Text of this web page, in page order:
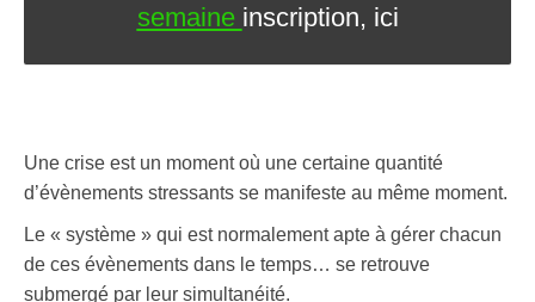
semaine inscription, ici
Une crise est un moment où une certaine quantité
d’évènements stressants se manifeste au même moment.
Le « système » qui est normalement apte à gérer chacun
de ces évènements dans le temps… se retrouve
submergé par leur simultanéité.